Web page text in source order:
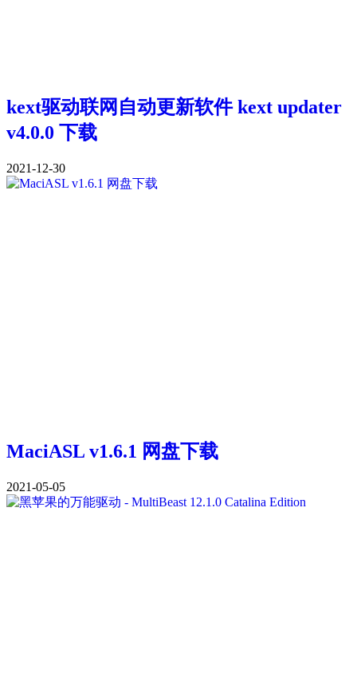
kext驱动联网自动更新软件 kext updater
v4.0.0 下载
2021-12-30
MaciASL v1.6.1 网盘下载
2021-05-05